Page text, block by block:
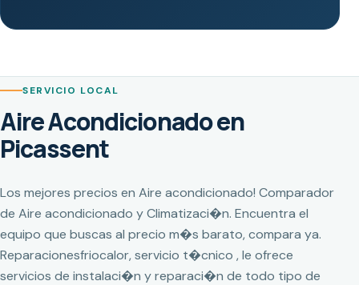
SERVICIO LOCAL
Aire Acondicionado en
Picassent
Los mejores precios en Aire acondicionado! Comparador
de Aire acondicionado y Climatizaci�n. Encuentra el
equipo que buscas al precio m�s barato, compara ya.
Reparacionesfriocalor, servicio t�cnico , le ofrece
servicios de instalaci�n y reparaci�n de todo tipo de